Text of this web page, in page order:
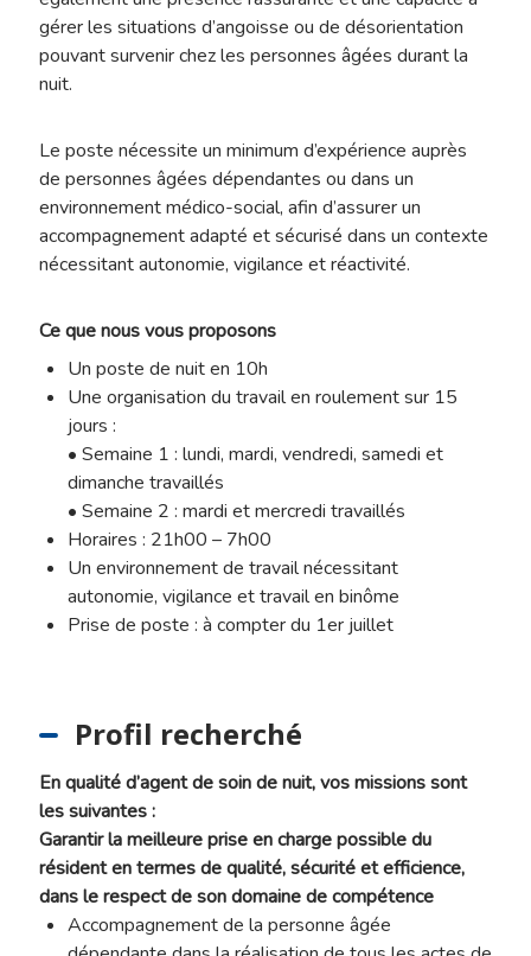
gérer les situations d’angoisse ou de désorientation
pouvant survenir chez les personnes âgées durant la
nuit.
Le poste nécessite un minimum d’expérience auprès
de personnes âgées dépendantes ou dans un
environnement médico-social, afin d’assurer un
accompagnement adapté et sécurisé dans un contexte
nécessitant autonomie, vigilance et réactivité.
Ce que nous vous proposons
Un poste de nuit en 10h
Une organisation du travail en roulement sur 15
jours :
• Semaine 1 : lundi, mardi, vendredi, samedi et
dimanche travaillés
• Semaine 2 : mardi et mercredi travaillés
Horaires : 21h00 – 7h00
Un environnement de travail nécessitant
autonomie, vigilance et travail en binôme
Prise de poste : à compter du 1er juillet
Profil recherché
En qualité d’agent de soin de nuit, vos missions sont
les suivantes :
Garantir la meilleure prise en charge possible du
résident en termes de qualité, sécurité et efficience,
dans le respect de son domaine de compétence
Accompagnement de la personne âgée